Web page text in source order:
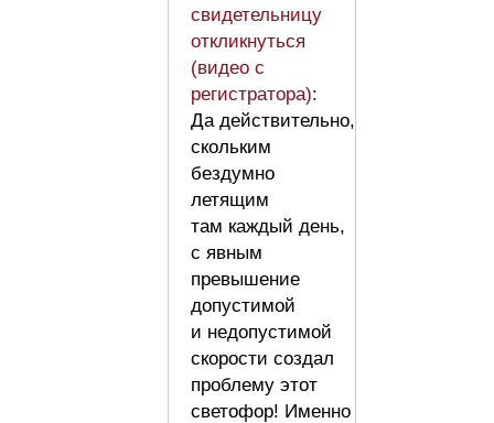
свидетельницу
откликнуться
(видео с
регистратора):
Да действительно,
скольким
бездумно
летящим
там каждый день,
с явным
превышение
допустимой
и недопустимой
скорости создал
проблему этот
светофор! Именно